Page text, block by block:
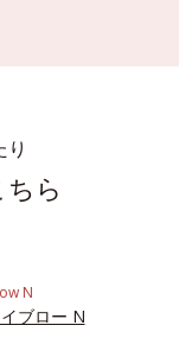
ら
N
ブロー N